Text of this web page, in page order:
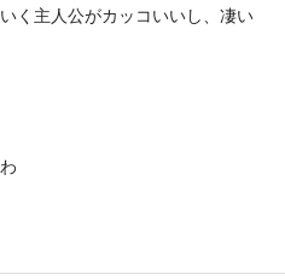
く主人公がカッコいいし、凄い